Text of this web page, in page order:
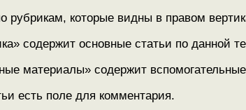
рубрикам, которые видны в правом
содержит основные статьи по данной
материалы» содержит
есть поле для комментария.